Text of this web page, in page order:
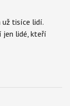
už tisíce lidí.
jen lidé, kteří